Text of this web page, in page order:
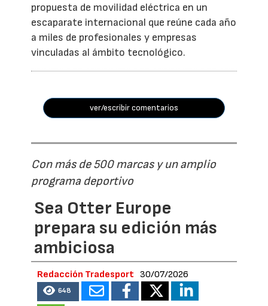
propuesta de movilidad eléctrica en un
escaparate internacional que reúne cada año
a miles de profesionales y empresas
vinculadas al ámbito tecnológico.
ver/escribir comentarios
Con más de 500 marcas y un amplio
programa deportivo
Sea Otter Europe
prepara su edición más
ambiciosa
Redacción Tradesport 30/07/2026
648